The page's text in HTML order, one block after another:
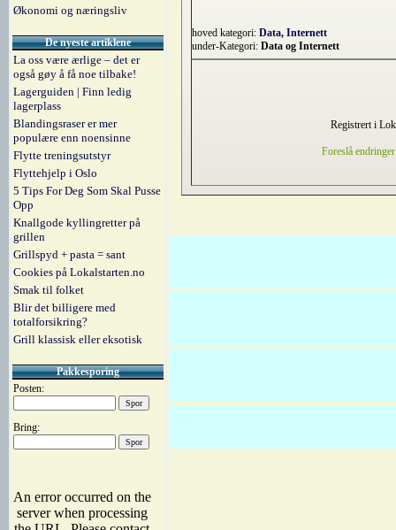
Økonomi og næringsliv
De nyeste artiklene
La oss være ærlige – det er
også gøy å få noe tilbake!
Lagerguiden | Finn ledig
lagerplass
Blandingsraser er mer
populære enn noensinne
Flytte treningsutstyr
Flyttehjelp i Oslo
5 Tips For Deg Som Skal Pusse
Opp
Knallgode kyllingretter på
grillen
Grillspyd + pasta = sant
Cookies på Lokalstarten.no
Smak til folket
Blir det billigere med
totalforsikring?
Grill klassisk eller eksotisk
Pakkesporing
Posten:
Bring:
hoved kategori: Data, Internett
under-Kategori: Data og Internett
Registrert i
Foreslå